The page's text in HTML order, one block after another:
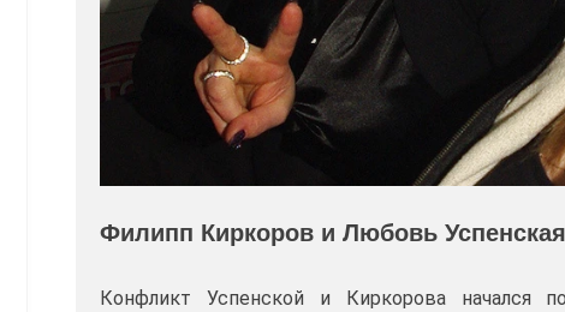
Филипп Киркоров и Любовь Успенская
Конфликт Успенской и Киркорова начался